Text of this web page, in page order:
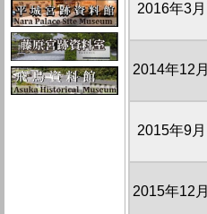
2016年3月
2014年12月
2015年9月
2015年12月